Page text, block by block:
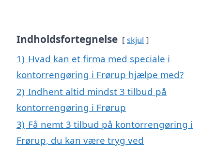
Indholdsfortegnelse skjul
1) Hvad kan et firma med speciale i
kontorrengøring i Frørup hjælpe med?
2) Indhent altid mindst 3 tilbud på
kontorrengøring i Frørup
3) Få nemt 3 tilbud på kontorrengøring i
Frørup, du kan være tryg ved